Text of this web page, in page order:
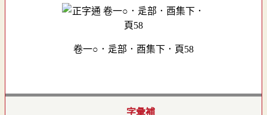
卷一○．辵部．酉集下．頁58
字彙補